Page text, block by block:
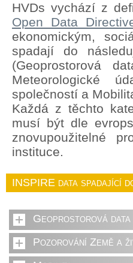
HVDs vychází z
Open Data
ekonomickým,
spadají do
(Geoprostorová
Meteorologické
společností a
Každá z těchto
musí být dle
znovupoužitelné
instituce.
INSPIRE data spadající
Geoprostorová data
Pozorování Země a